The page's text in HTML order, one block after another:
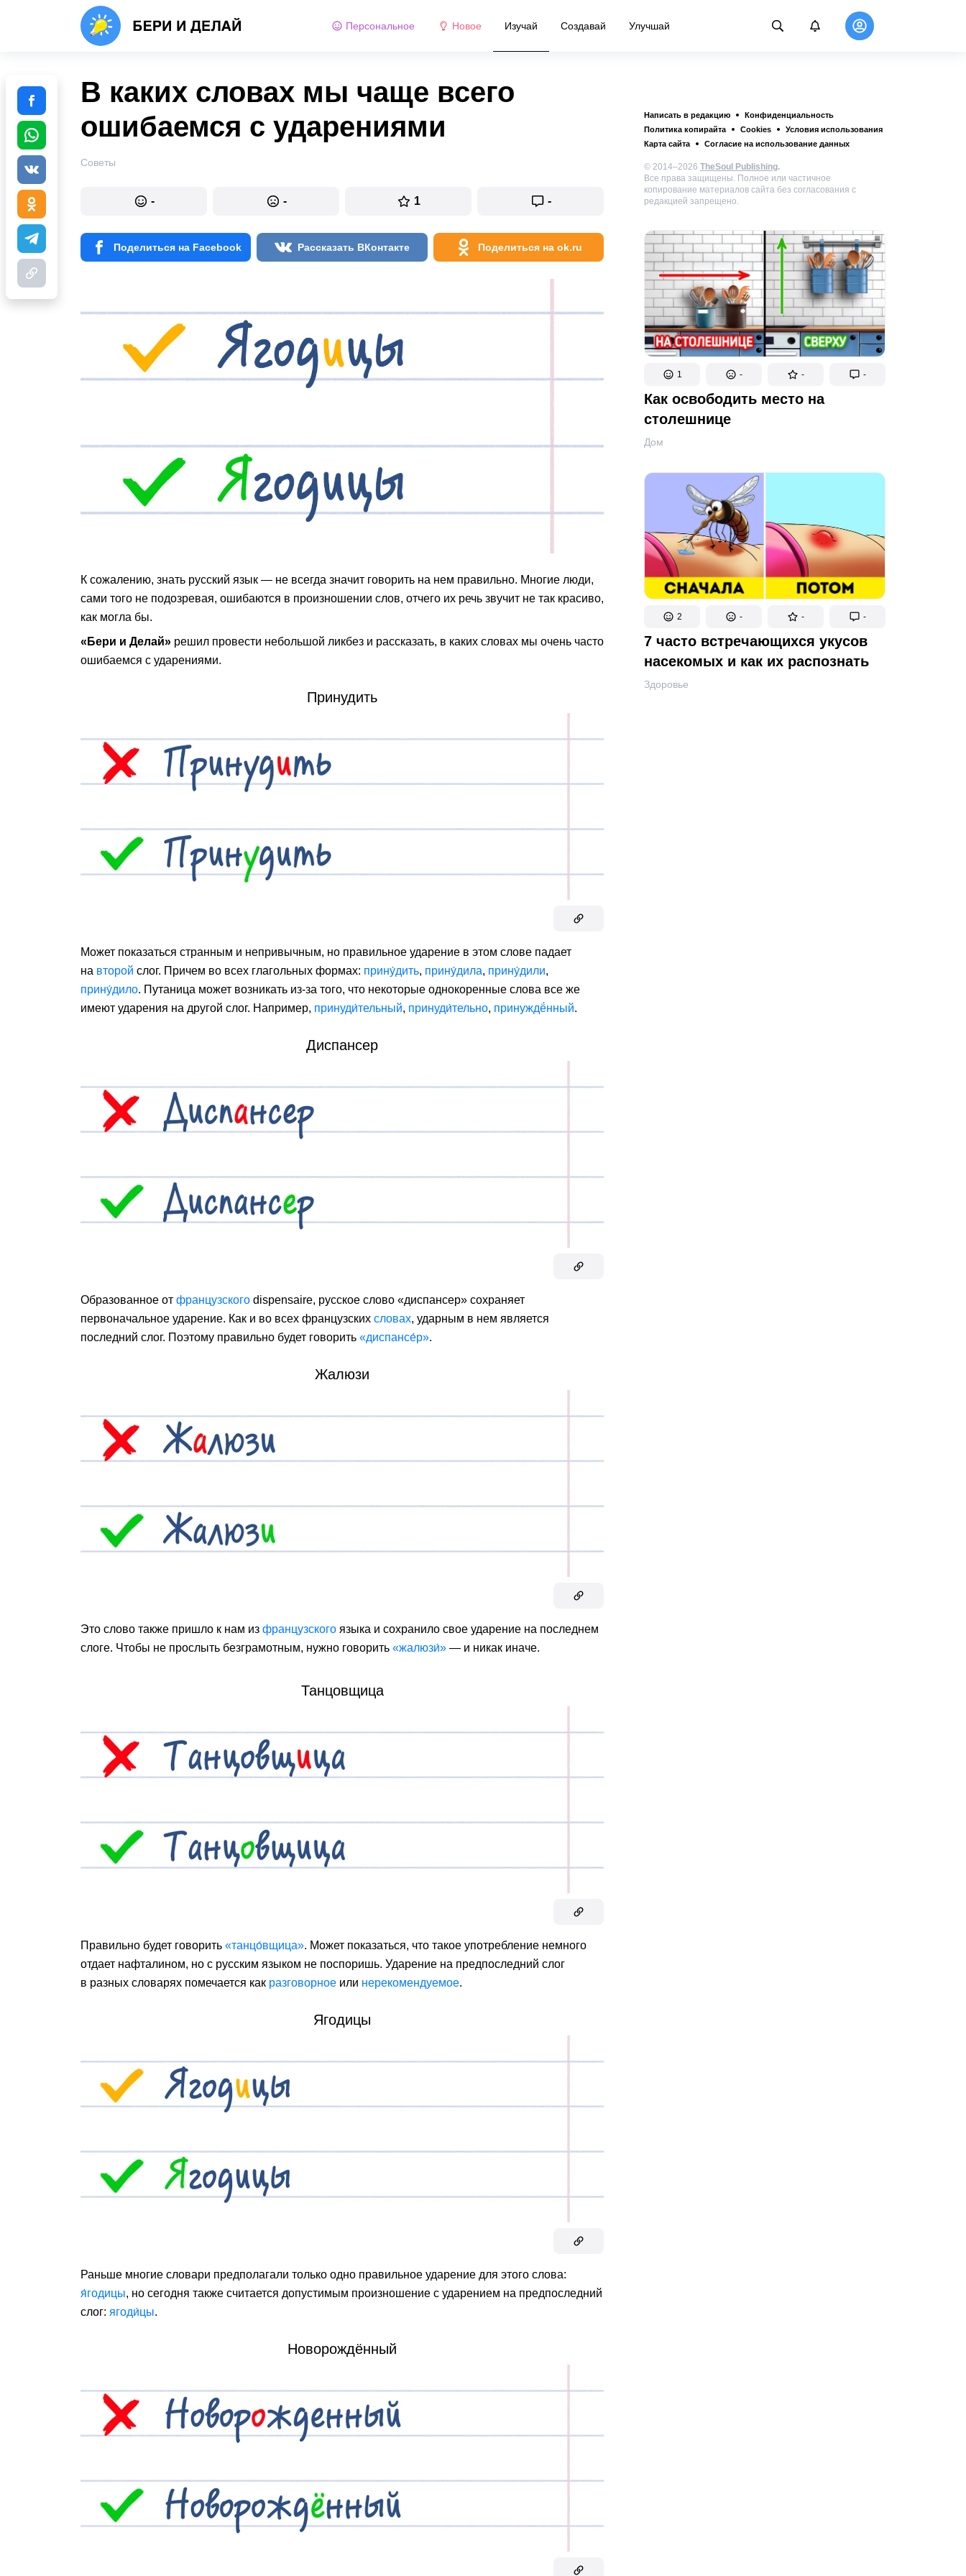
Персональное Новое Изучай Создавай Улучшай
Написать в редакцию
Конфиденциальность
Политика копирайта
Cookies
Условия использования
Карта сайта
Согласие на использование данных
© 2014–2026 TheSoul Publishing.
Все права защищены. Полное или частичное
копирование материалов сайта без согласования с
редакцией запрещено.
1 - - -
Как освободить место на
столешнице
Дом
2 - - -
7 часто встречающихся укусов
насекомых и как их распознать
Здоровье
В каких словах мы чаще всего
ошибаемся с ударениями
Советы
- - 1 -
Поделиться на Facebook Рассказать ВКонтакте Поделиться на ok.ru
К сожалению, знать русский язык — не всегда значит говорить на нем правильно. Многие люди,
сами того не подозревая, ошибаются в произношении слов, отчего их речь звучит не так красиво,
как могла бы.
«Бери и Делай» решил провести небольшой ликбез и рассказать, в каких словах мы очень часто
ошибаемся с ударениями.
Принудить
Может показаться странным и непривычным, но правильное ударение в этом слове падает
на второй слог. Причем во всех глагольных формах: прину́дить, прину́дила, прину́дили,
прину́дило. Путаница может возникать из-за того, что некоторые однокоренные слова все же
имеют ударения на другой слог. Например, принуди́тельный, принуди́тельно, принуждë́нный.
Диспансер
Образованное от французского dispensaire, русское слово «диспансер» сохраняет
первоначальное ударение. Как и во всех французских словах, ударным в нем является
последний слог. Поэтому правильно будет говорить «диспансе́р».
Жалюзи
Это слово также пришло к нам из французского языка и сохранило свое ударение на последнем
слоге. Чтобы не прослыть безграмотным, нужно говорить «жалюзи́» — и никак иначе.
Танцовщица
Правильно будет говорить «танцо́вщица». Может показаться, что такое употребление немного
отдает нафталином, но с русским языком не поспоришь. Ударение на предпоследний слог
в разных словарях помечается как разговорное или нерекомендуемое.
Ягодицы
Раньше многие словари предполагали только одно правильное ударение для этого слова:
я́годицы, но сегодня также считается допустимым произношение с ударением на предпоследний
слог: ягоди́цы.
Новорождённый